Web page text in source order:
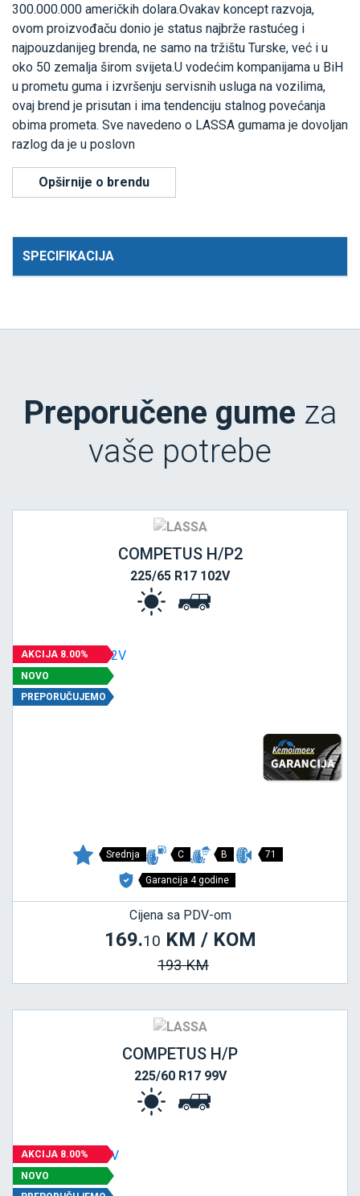
300.000.000 američkih dolara.Ovakav koncept razvoja,
ovom proizvođaču donio je status najbrže rastućeg i
najpouzdanijeg brenda, ne samo na tržištu Turske, već i u
oko 50 zemalja širom svijeta.U vodećim kompanijama u BiH
u prometu guma i izvršenju servisnih usluga na vozilima,
ovaj brend je prisutan i ima tendenciju stalnog povećanja
obima prometa. Sve navedeno o LASSA gumama je dovoljan
razlog da je u poslovn
Opširnije o brendu
SPECIFIKACIJA
Preporučene gume za
vaše potrebe
COMPETUS H/P2
225/65 R17 102V
AKCIJA 8.00%
NOVO
PREPORUČUJEMO
Srednja C B 71
Garancija 4 godine
Cijena sa PDV-om
169.10 KM / KOM
193 KM
COMPETUS H/P
225/60 R17 99V
AKCIJA 8.00%
NOVO